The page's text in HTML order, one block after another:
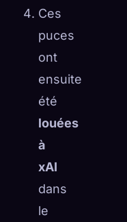
Ces
puces
ont
ensuite
été
louées
à
xAI
dans
le